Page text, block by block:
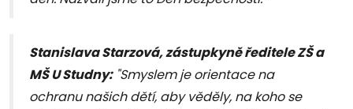
Stanislava Starzová, zástupkyně ředitele ZŠ a
MŠ U Studny:"Smyslem je orientace na
ochranu našich dětí, aby věděly, na koho se